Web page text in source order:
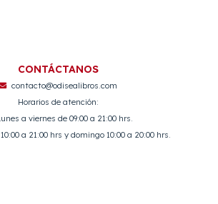
CONTÁCTANOS
contacto@odisealibros.com
Horarios de atención:
a viernes de 09:00 a 21:00 hrs.
a 21:00 hrs y domingo 10:00 a 20:00 hrs.